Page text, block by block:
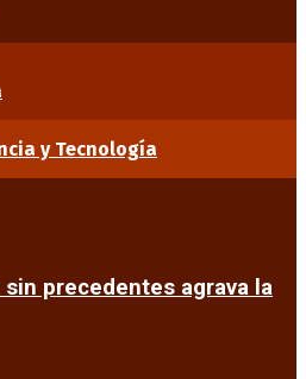
y Tecnología
sin precedentes agrava la